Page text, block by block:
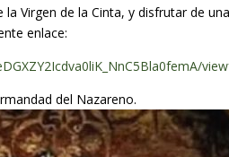
Virgen de la Cinta, y disfrutar de
enlace:
del Nazareno.